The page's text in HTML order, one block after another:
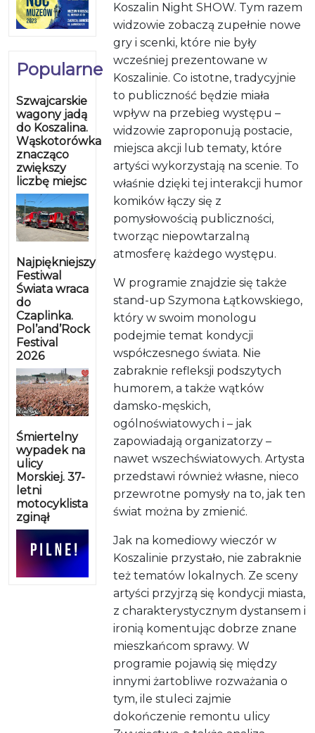
Popularne
Szwajcarskie
wagony jadą
do Koszalina.
Wąskotorówka
znacząco
zwiększy
liczbę miejsc
Najpiękniejszy
Festiwal
Świata wraca
do
Czaplinka.
Pol’and’Rock
Festival
2026
Śmiertelny
wypadek na
ulicy
Morskiej. 37-
letni
motocyklista
zginął
Koszalin Night SHOW. Tym razem
widzowie zobaczą zupełnie nowe
gry i scenki, które nie były
wcześniej prezentowane w
Koszalinie. Co istotne, tradycyjnie
to publiczność będzie miała
wpływ na przebieg występu –
widzowie zaproponują postacie,
miejsca akcji lub tematy, które
artyści wykorzystają na scenie. To
właśnie dzięki tej interakcji humor
komików łączy się z
pomysłowością publiczności,
tworząc niepowtarzalną
atmosferę każdego występu.
W programie znajdzie się także
stand-up Szymona Łątkowskiego,
który w swoim monologu
podejmie temat kondycji
współczesnego świata. Nie
zabraknie refleksji podszytych
humorem, a także wątków
damsko-męskich,
ogólnoświatowych i – jak
zapowiadają organizatorzy –
nawet wszechświatowych. Artysta
przedstawi również własne, nieco
przewrotne pomysły na to, jak ten
świat można by zmienić.
Jak na komediowy wieczór w
Koszalinie przystało, nie zabraknie
też tematów lokalnych. Ze sceny
artyści przyjrzą się kondycji miasta,
z charakterystycznym dystansem i
ironią komentując dobrze znane
mieszkańcom sprawy. W
programie pojawią się między
innymi żartobliwe rozważania o
tym, ile stuleci zajmie
dokończenie remontu ulicy